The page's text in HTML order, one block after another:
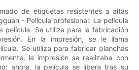
de etiquetas resistentes a altas
- Película profesional: La película
película. Se utiliza para la fabricación
En la impresión, se le llama
Se utiliza para fabricar planchas
la impresión se realizaba con
ahora, la película se libera tras su